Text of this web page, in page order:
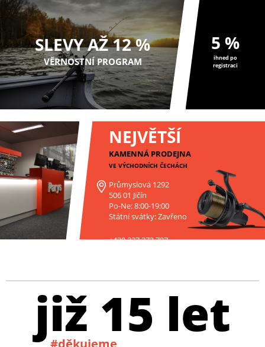
SLEVY AŽ 12 %
VĚRNOSTNÍ PROGRAM
5 %
ihned po
registraci
NEJVĚTŠÍ
KAMENNÁ PRODEJNA
VE VÝCHODNÍCH ČECHÁCH
Průmyslová 1292
506 01 Jičín
Po-Ne: 8:00-19:00
Státní svátky: Zavřeno
+420 227 272 797
již 15 let